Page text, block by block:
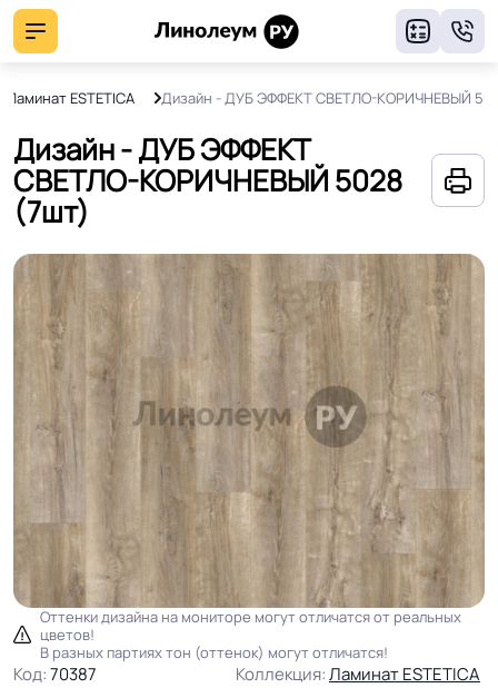
Ламинат ESTETICA Дизайн - ДУБ ЭФФЕКТ СВЕТЛО-КОРИЧНЕВЫЙ
Дизайн - ДУБ ЭФФЕКТ
СВЕТЛО-КОРИЧНЕВЫЙ 5028
(7шт)
Оттенки дизайна на мониторе могут отличатся от реальных
цветов!
В разных партиях тон (оттенок) могут отличатся!
Код:70387 Коллекция:Ламинат ESTETICA